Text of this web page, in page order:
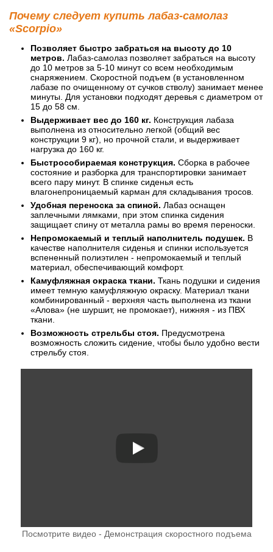
Почему следует купить лабаз-самолаз
«Scorpio»
Позволяет быстро забраться на высоту до 10
метров. Лабаз-самолаз позволяет забраться на высоту
до 10 метров за 5-10 минут со всем необходимым
снаряжением. Скоростной подъем (в установленном
лабазе по очищенному от сучков стволу) занимает менее
минуты. Для установки подходят деревья с диаметром от
15 до 58 см.
Выдерживает вес до 160 кг. Конструкция лабаза
выполнена из относительно легкой (общий вес
конструкции 9 кг), но прочной стали, и выдерживает
нагрузка до 160 кг.
Быстрособираемая конструкция. Сборка в рабочее
состояние и разборка для транспортировки занимает
всего пару минут. В спинке сиденья есть
влагонепроницаемый карман для складывания тросов.
Удобная переноска за спиной. Лабаз оснащен
заплечными лямками, при этом спинка сидения
защищает спину от металла рамы во время переноски.
Непромокаемый и теплый наполнитель подушек. В
качестве наполнителя сиденья и спинки используется
вспененный полиэтилен - непромокаемый и теплый
материал, обеспечивающий комфорт.
Камуфляжная окраска ткани. Ткань подушки и сидения
имеет темную камуфляжную окраску. Материал ткани
комбинированный - верхняя часть выполнена из ткани
«Алова» (не шуршит, не промокает), нижняя - из ПВХ
ткани.
Возможность стрельбы стоя. Предусмотрена
возможность сложить сидение, чтобы было удобно вести
стрельбу стоя.
Посмотрите видео - Демонстрация скоростного подъема